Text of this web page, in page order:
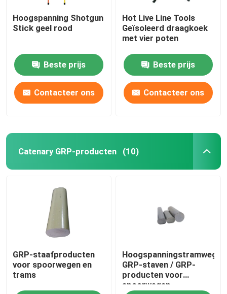
Hoogspanning Shotgun
Stick geel rood
Beste prijs
Contacteer ons
Hot Live Line Tools
Geïsoleerd draagkoek
met vier poten
Beste prijs
Contacteer ons
Catenary GRP-producten (10)
GRP-staafproducten
voor spoorwegen en
trams
Hoogspanningstramweg
GRP-staven / GRP-
producten voor
spoorwegen